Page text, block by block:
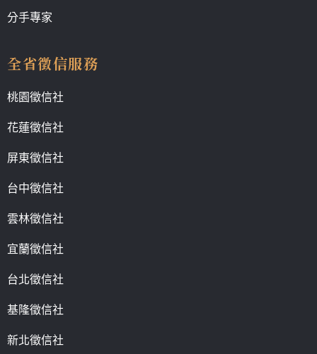
分手專家
全省徵信服務
桃園徵信社
花蓮徵信社
屏東徵信社
台中徵信社
雲林徵信社
宜蘭徵信社
台北徵信社
基隆徵信社
新北徵信社